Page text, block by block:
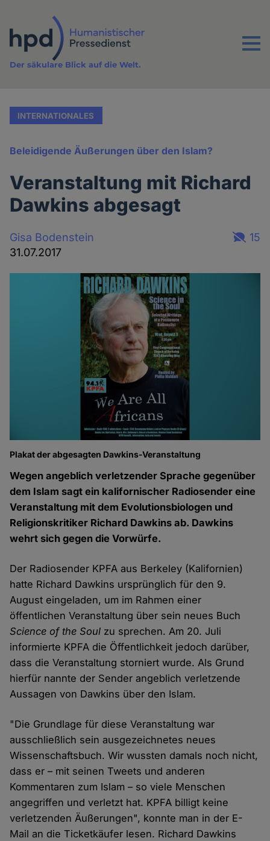
Inhalt
Menu
Der säkulare Blick auf die Welt.
INTERNATIONALES
Beleidigende Äußerungen über den Islam?
Veranstaltung mit Richard
Dawkins abgesagt
Gisa Bodenstein
31.07.2017
15
Plakat der abgesagten Dawkins-Veranstaltung
Wegen angeblich verletzender Sprache gegenüber
dem Islam sagt ein kalifornischer Radiosender eine
Veranstaltung mit dem Evolutionsbiologen und
Religionskritiker Richard Dawkins ab. Dawkins
wehrt sich gegen die Vorwürfe.
Der Radiosender KPFA aus Berkeley (Kalifornien)
hatte Richard Dawkins ursprünglich für den 9.
August eingeladen, um im Rahmen einer
öffentlichen Veranstaltung über sein neues Buch
Science of the Soul zu sprechen. Am 20. Juli
informierte KPFA die Öffentlichkeit jedoch darüber,
dass die Veranstaltung storniert wurde. Als Grund
hierfür nannte der Sender angeblich verletzende
Aussagen von Dawkins über den Islam.
"Die Grundlage für diese Veranstaltung war
ausschließlich sein ausgezeichnetes neues
Wissenschaftsbuch. Wir wussten damals noch nicht,
dass er – mit seinen Tweets und anderen
Kommentaren zum Islam – so viele Menschen
angegriffen und verletzt hat. KPFA billigt keine
verletzenden Äußerungen", konnte man in der E-
Mail an die Ticketkäufer lesen. Richard Dawkins